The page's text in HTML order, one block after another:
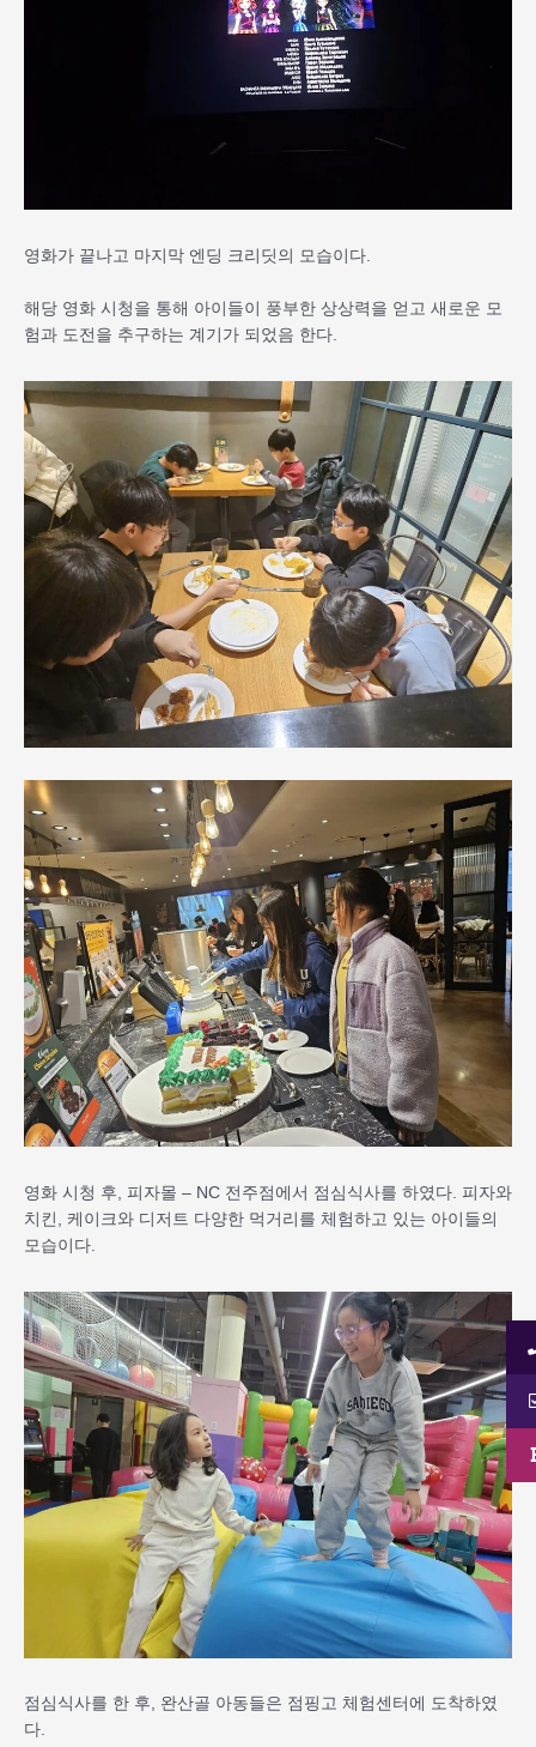
영화가 끝나고 마지막 엔딩 크리딧의 모습이다.
해당 영화 시청을 통해 아이들이 풍부한 상상력을 얻고 새로운 모
험과 도전을 추구하는 계기가 되었음 한다.
영화 시청 후, 피자몰 – NC 전주점에서 점심식사를 하였다. 피자와
치킨, 케이크와 디저트 다양한 먹거리를 체험하고 있는 아이들의
모습이다.
점심식사를 한 후, 완산골 아동들은 점핑고 체험센터에 도착하였
다.